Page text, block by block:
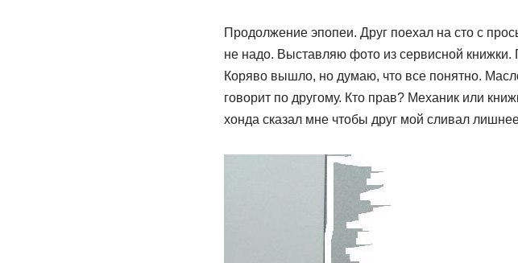
Продолжение эпопеи. Друг поехал на сто с
не надо. Выставляю фото из сервисной книжки.
Коряво вышло, но думаю, что все понятно.
говорит по другому. Кто прав? Механик или
хонда сказал мне чтобы друг мой сливал